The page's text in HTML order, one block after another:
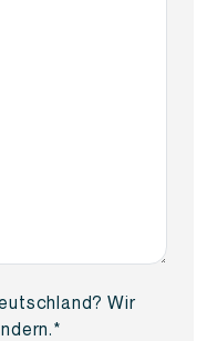
Wir
*